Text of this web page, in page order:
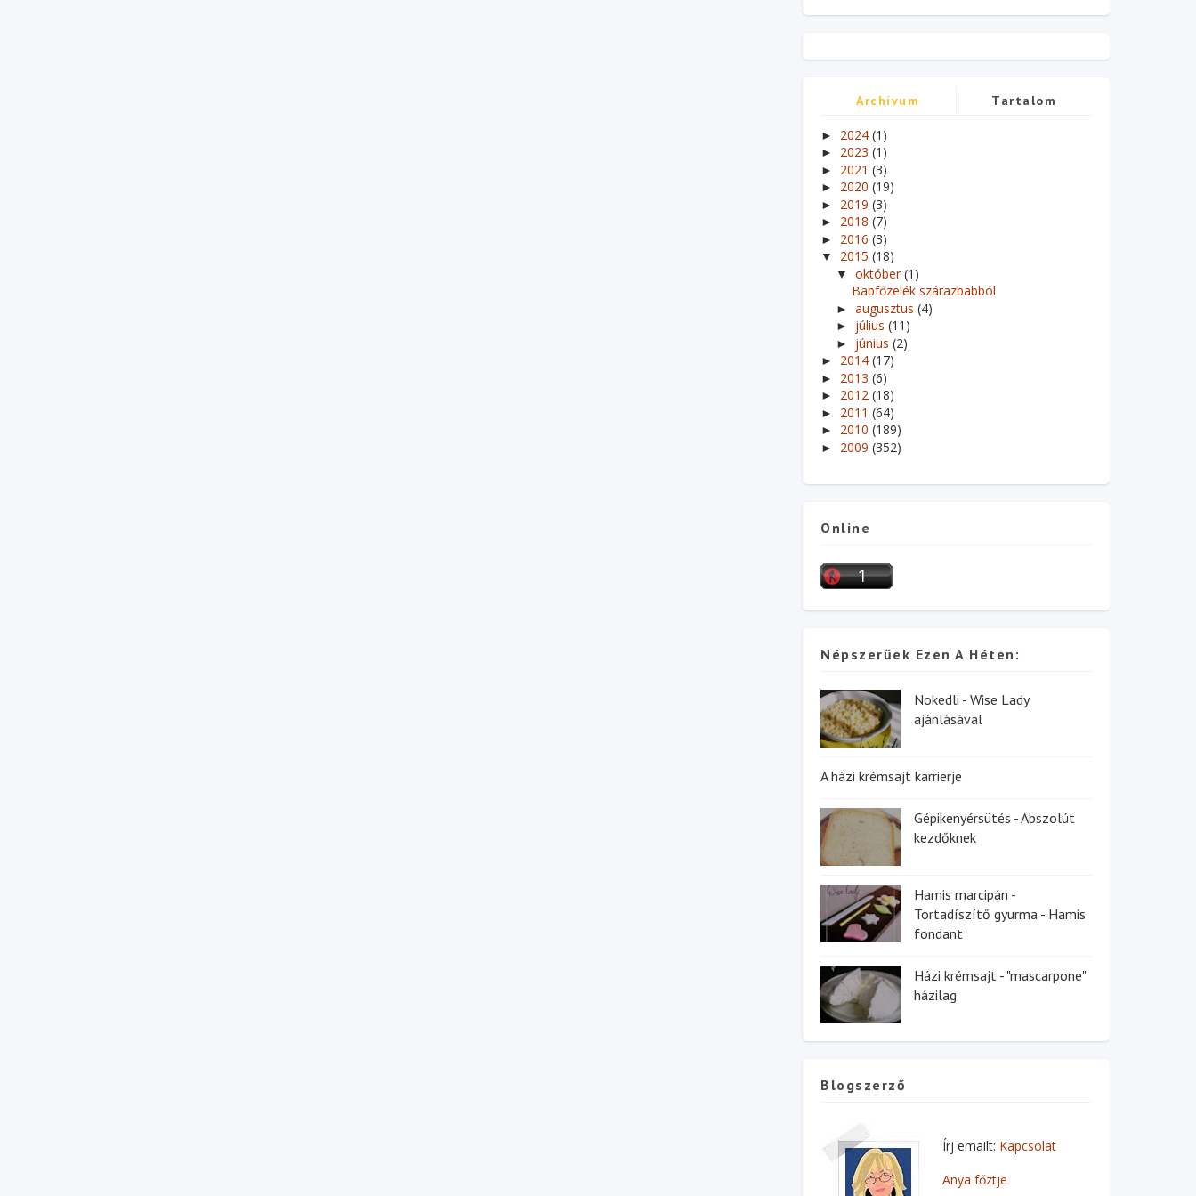
Archívum Tartalom
► 2024 (1)
► 2023 (1)
► 2021 (3)
► 2020 (19)
► 2019 (3)
► 2018 (7)
► 2016 (3)
▼ 2015 (18)
▼ október(1)
Babfőzelék szárazbabból
► augusztus (4)
► július (11)
► június (2)
► 2014 (17)
► 2013 (6)
► 2012 (18)
► 2011 (64)
► 2010 (189)
► 2009 (352)
Online
Népszerűek Ezen A Héten:
Nokedli - Wise Lady
ajánlásával
A házi krémsajt karrierje
Gépikenyérsütés - Abszolút
kezdőknek
Hamis marcipán -
Tortadíszítő gyurma - Hamis
fondant
Házi krémsajt - "mascarpone"
házilag
Blogszerző
Írj emailt: Kapcsolat
Anya főztje